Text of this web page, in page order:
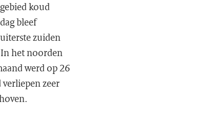
koud
bleef
zuiden
het noorden
werd op 26
zeer